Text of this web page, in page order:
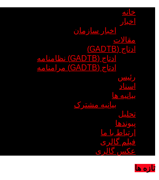
خانه
اخبار
اخبار سازمان
مقالات
ادتاج (GADTB)
ادتاج (GADTB) نظامنامه
ادتاج (GADTB) مرامنامه
رئیس
اسناد
بیانیه ها
بیانیه مشترک
تحلیل
پیوندها
ارتباط با ما
فیلم گالری
عکس گالری
تازه ها